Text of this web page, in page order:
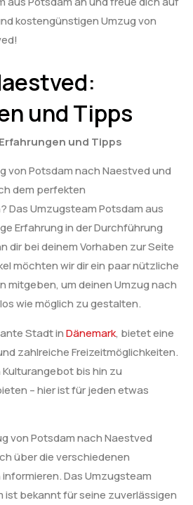
kostengünstigen Umzug von
und Tipps
und Tipps
von Potsdam nach Naestved und
dem perfekten
Das Umzugsteam Potsdam aus
Erfahrung in der Durchführung
dir bei deinem Vorhaben zur Seite
möchten wir dir ein paar nützliche
mitgeben, um deinen Umzug nach
wie möglich zu gestalten.
Stadt inDänemark, bietet eine
zahlreiche Freizeitmöglichkeiten.
bis hin zu
– hier ist für jeden etwas
von Potsdam nach Naestved
über die verschiedenen
Das Umzugsteam
ist bekannt für seine zuverlässigen